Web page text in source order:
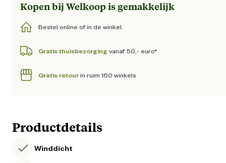
Kopen bij Welkoop is gemakkelijk
Bestel online of in de winkel.
Gratis thuisbezorging vanaf 50,- euro*
Gratis retourin ruim 160 winkels
Productdetails
Winddicht